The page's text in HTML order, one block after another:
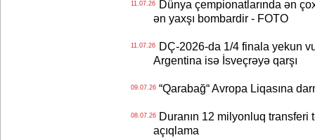
11.07.26Dünya çempionatlarında ən
ən yaxşı bombardir - FOTO
11.07.26DÇ-2026-da 1/4 finala yekun
Argentina isə İsveçrəyə qarşı
09.07.26“Qarabağ“ Avropa Liqasına
08.07.26Duranın 12 milyonluq transferi
açıqlama